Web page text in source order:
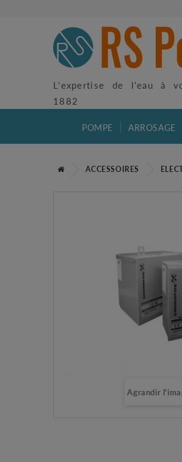
L'expertise de l'eau à
1882
POMPE ARROSAGE
ACCESSOIRES
Agrandir